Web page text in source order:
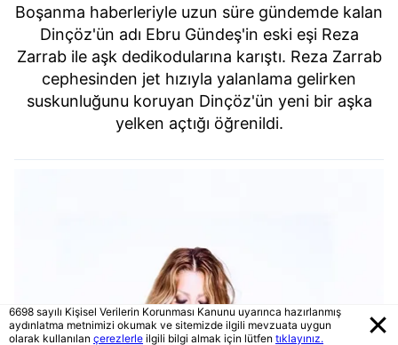
Boşanma haberleriyle uzun süre gündemde kalan
Dinçöz'ün adı Ebru Gündeş'in eski eşi Reza
Zarrab ile aşk dedikodularına karıştı. Reza Zarrab
cephesinden jet hızıyla yalanlama gelirken
suskunluğunu koruyan Dinçöz'ün yeni bir aşka
yelken açtığı öğrenildi.
6698 sayılı Kişisel Verilerin Korunması Kanunu uyarınca hazırlanmış
aydınlatma metnimizi okumak ve sitemizde ilgili mevzuata uygun
olarak kullanılan çerezlerle ilgili bilgi almak için lütfen tıklayınız.